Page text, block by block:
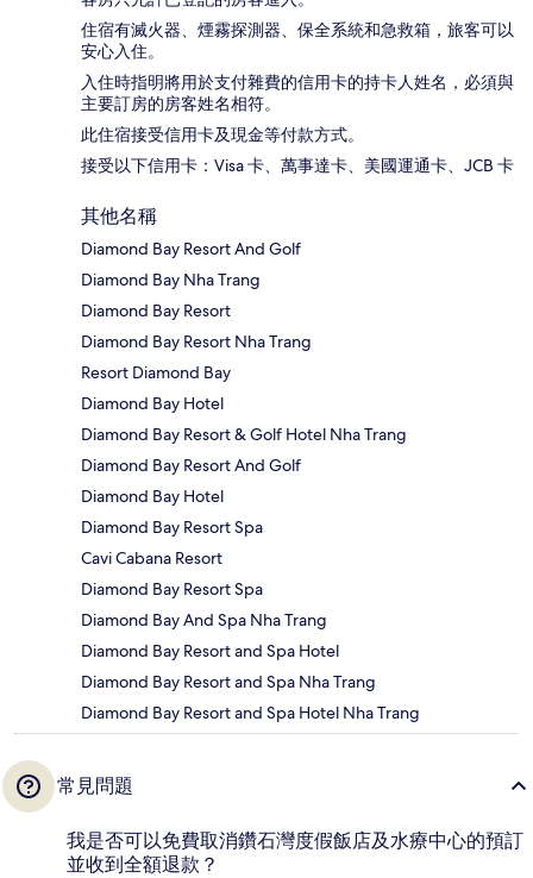
住宿有滅火器、煙霧探測器、保全系統和急救箱，旅客可以
安心入住。
入住時指明將用於支付雜費的信用卡的持卡人姓名，必須與
主要訂房的房客姓名相符。
此住宿接受信用卡及現金等付款方式。
接受以下信用卡：Visa 卡、萬事達卡、美國運通卡、JCB 卡
其他名稱
Diamond Bay Resort And Golf
Diamond Bay Nha Trang
Diamond Bay Resort
Diamond Bay Resort Nha Trang
Resort Diamond Bay
Diamond Bay Hotel
Diamond Bay Resort & Golf Hotel Nha Trang
Diamond Bay Resort And Golf
Diamond Bay Hotel
Diamond Bay Resort Spa
Cavi Cabana Resort
Diamond Bay Resort Spa
Diamond Bay And Spa Nha Trang
Diamond Bay Resort and Spa Hotel
Diamond Bay Resort and Spa Nha Trang
Diamond Bay Resort and Spa Hotel Nha Trang
常見問題
我是否可以免費取消鑽石灣度假飯店及水療中心的預訂
並收到全額退款？